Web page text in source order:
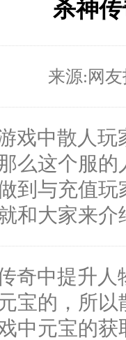
杀神
来源:网友
戏中散人玩
么这个服
到与充值
和大家来介
奇中提升人
宝的，所
中元宝的